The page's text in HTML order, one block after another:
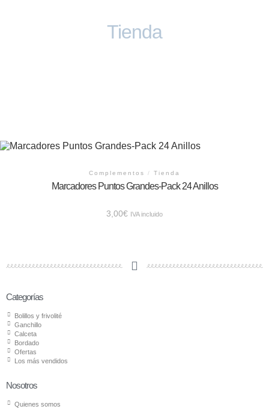
Tienda
Complementos / Tienda
Marcadores Puntos Grandes-Pack 24 Anillos
3,00€ IVA incluido
Categorías
Bolillos y frivolité
Ganchillo
Calceta
Bordado
Ofertas
Los más vendidos
Nosotros
Quienes somos